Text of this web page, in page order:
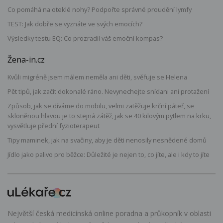
Co pomáhá na oteklé nohy? Podpořte správné proudění lymfy
TEST: Jak dobře se vyznáte ve svých emocích?
Výsledky testu EQ: Co prozradil váš emoční kompas?
Žena-in.cz
Kvůli migréně jsem málem neměla ani děti, svěřuje se Helena
Pět tipů, jak začít dokonalé ráno. Nevynechejte snídani ani protažení
Způsob, jak se díváme do mobilu, velmi zatěžuje krční páteř, se
skloněnou hlavou je to stejná zátěž, jak se 40 kilovým pytlem na krku,
vysvětluje přední fyzioterapeut
Tipy maminek, jak na svačiny, aby je děti nenosily nesnědené domů
Jídlo jako palivo pro běžce: Důležité je nejen to, co jíte, ale i kdy to jíte
Největší česká medicínská online poradna a průkopník v oblasti